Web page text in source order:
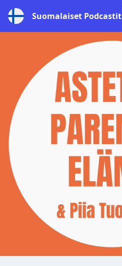
Suomalaiset Podcastit